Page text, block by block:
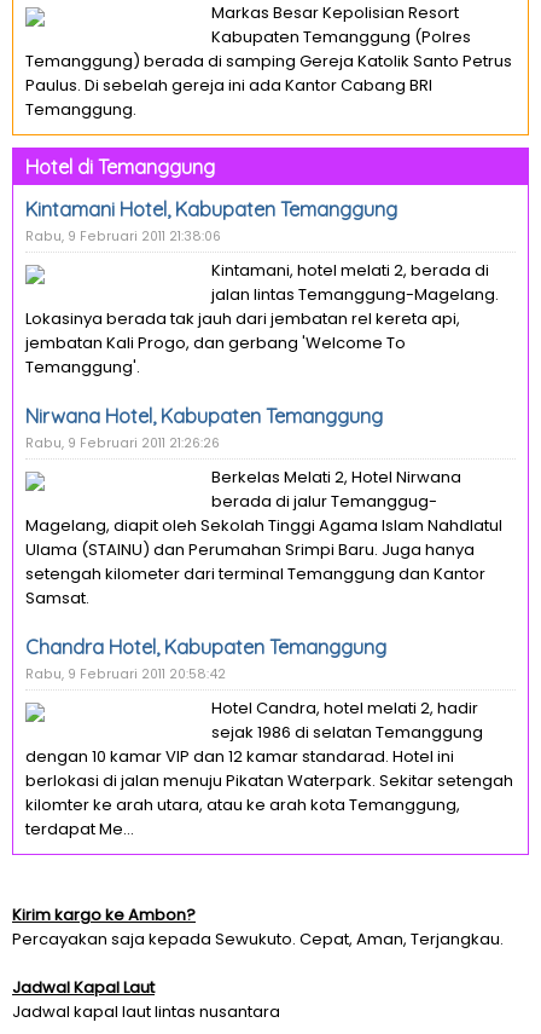
Markas Besar Kepolisian Resort
Kabupaten Temanggung (Polres
Temanggung) berada di samping Gereja Katolik Santo Petrus
Paulus. Di sebelah gereja ini ada Kantor Cabang BRI
Temanggung.
Hotel di Temanggung
Kintamani Hotel, Kabupaten Temanggung
Rabu, 9 Februari 2011 21:38:06
Kintamani, hotel melati 2, berada di
jalan lintas Temanggung-Magelang.
Lokasinya berada tak jauh dari jembatan rel kereta api,
jembatan Kali Progo, dan gerbang 'Welcome To
Temanggung'.
Nirwana Hotel, Kabupaten Temanggung
Rabu, 9 Februari 2011 21:26:26
Berkelas Melati 2, Hotel Nirwana
berada di jalur Temanggug-
Magelang, diapit oleh Sekolah Tinggi Agama Islam Nahdlatul
Ulama (STAINU) dan Perumahan Srimpi Baru. Juga hanya
setengah kilometer dari terminal Temanggung dan Kantor
Samsat.
Chandra Hotel, Kabupaten Temanggung
Rabu, 9 Februari 2011 20:58:42
Hotel Candra, hotel melati 2, hadir
sejak 1986 di selatan Temanggung
dengan 10 kamar VIP dan 12 kamar standarad. Hotel ini
berlokasi di jalan menuju Pikatan Waterpark. Sekitar setengah
kilomter ke arah utara, atau ke arah kota Temanggung,
terdapat Me...
Kirim kargo ke Ambon?
Percayakan saja kepada Sewukuto. Cepat, Aman, Terjangkau.
Jadwal Kapal Laut
Jadwal kapal laut lintas nusantara